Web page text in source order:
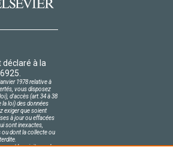
déclaré à la
1978 relative à
vous disposez
d'accès (art.34 à 38
la loi) des données
exiger que soient
à jour ou effacées
sont inexactes,
dont la collecte ou
les visiteurs de